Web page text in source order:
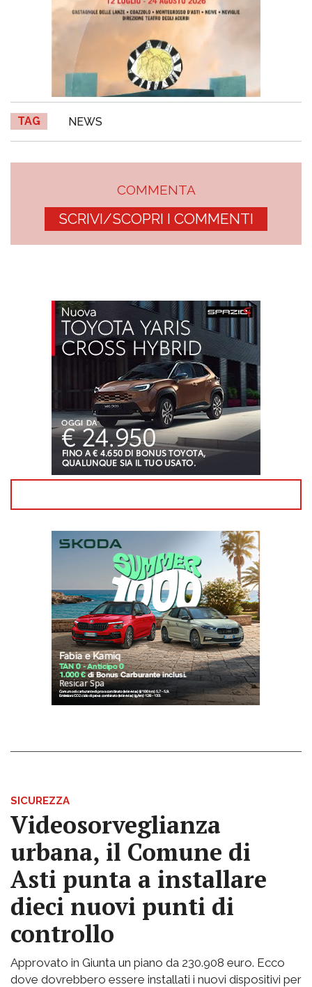
TAG NEWS
COMMENTA
SCRIVI/SCOPRI I COMMENTI
SICUREZZA
Videosorveglianza
urbana, il Comune di
Asti punta a installare
dieci nuovi punti di
controllo
Approvato in Giunta un piano da 230.908 euro. Ecco
dove dovrebbero essere installati i nuovi dispositivi per